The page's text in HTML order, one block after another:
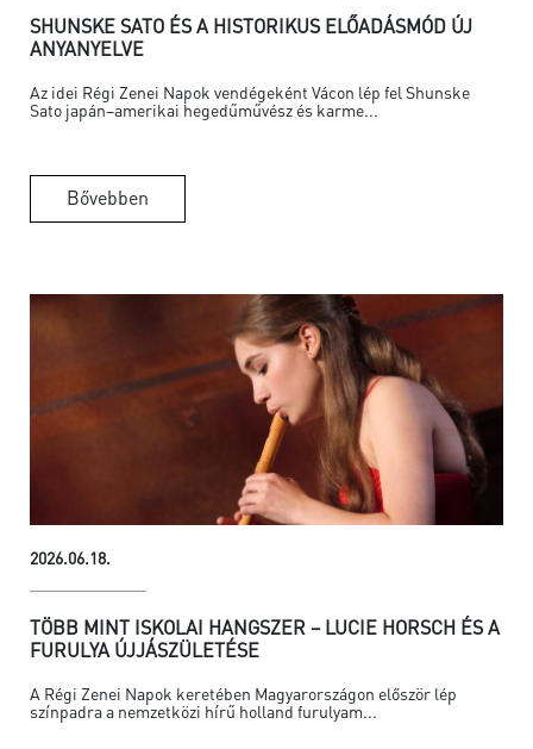
SHUNSKE SATO ÉS A HISTORIKUS ELŐADÁSMÓD ÚJ
ANYANYELVE
Az idei Régi Zenei Napok vendégeként Vácon lép fel Shunske
Sato japán–amerikai hegedűművész és karme...
Bővebben
2026.06.18.
TÖBB MINT ISKOLAI HANGSZER – LUCIE HORSCH ÉS A
FURULYA ÚJJÁSZÜLETÉSE
A Régi Zenei Napok keretében Magyarországon először lép
színpadra a nemzetközi hírű holland furulyam...